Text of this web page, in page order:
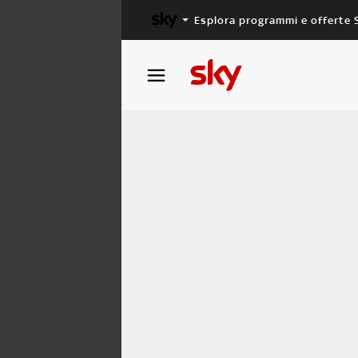
Esplora programmi e offerte